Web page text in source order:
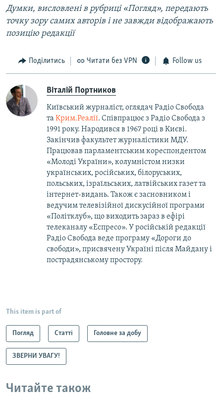
Думки, висловлені в рубриці «Погляд», передають
точку зору самих авторів і не завжди відображають
позицію редакції
Поділитись Читати без VPN Follow us
Віталій Портников
Київський журналіст, оглядач Радіо Свобода
та Крим.Реалії. Співпрацює з Радіо Свобода з
1991 року. Народився в 1967 році в Києві.
Закінчив факультет журналістики МДУ.
Працював парламентським кореспондентом
«Молоді України», колумністом низки
українських, російських, білоруських,
польських, ізраїльських, латвійських газет та
інтернет-видань. Також є засновником і
ведучим телевізійної дискусійної програми
«Політклуб», що виходить зараз в ефірі
телеканалу «Еспресо». У російській редакції
Радіо Свобода веде програму «Дороги до
свободи», присвячену Україні після Майдану і
пострадянському простору.
This item is part of
Погляд Статті Головне за добу
ЗВЕРНИ УВАГУ!
Читайте також